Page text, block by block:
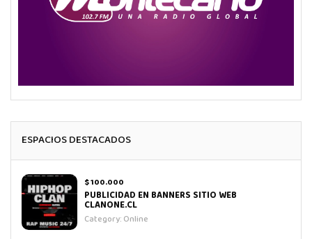
ESPACIOS DESTACADOS
$ 100.000
PUBLICIDAD EN BANNERS SITIO WEB
CLANONE.CL
Category:Online